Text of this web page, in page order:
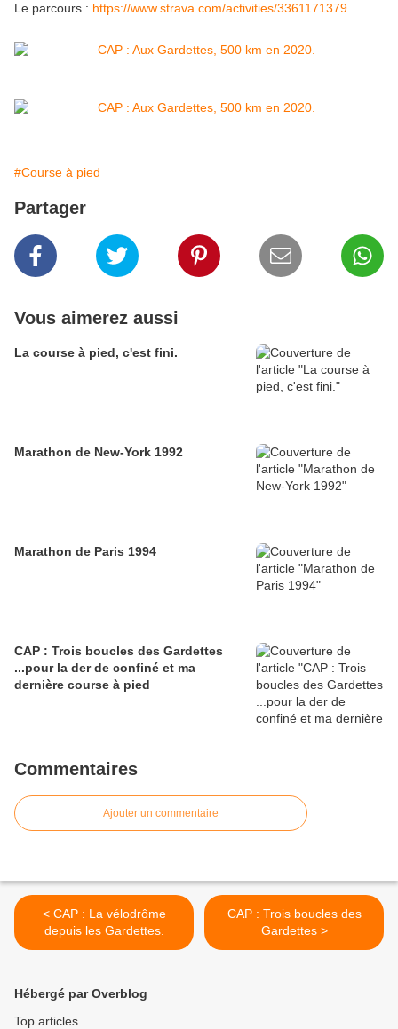
Le parcours : https://www.strava.com/activities/3361171379
#Course à pied
Partager
Vous aimerez aussi
La course à pied, c'est fini.
Marathon de New-York 1992
Marathon de Paris 1994
CAP : Trois boucles des Gardettes
...pour la der de confiné et ma
dernière course à pied
Commentaires
Ajouter un commentaire
< CAP : La vélodrôme
depuis les Gardettes.
CAP : Trois boucles des
Gardettes >
Hébergé par Overblog
Top articles